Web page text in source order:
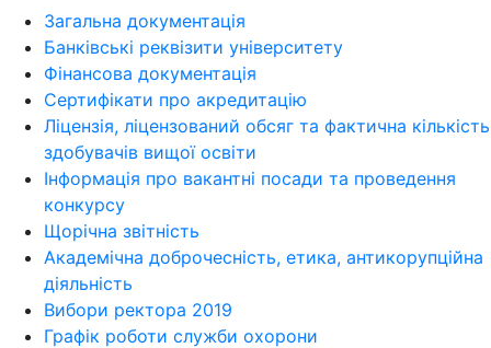
Загальна документація
Банківські реквізити університету
Фінансова документація
Сертифікати про акредитацію
Ліцензія, ліцензований обсяг та фактична кількість
здобувачів вищої освіти
Інформація про вакантні посади та проведення
конкурсу
Щорічна звітність
Академічна доброчесність, етика, антикорупційна
діяльність
Вибори ректора 2019
Графік роботи служби охорони